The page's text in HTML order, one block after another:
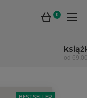
0
od